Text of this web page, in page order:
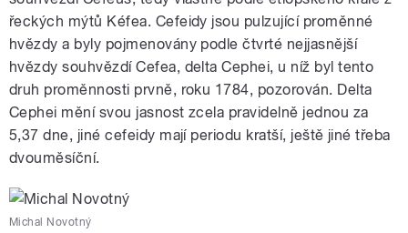
řeckých mýtů Kéfea. Cefeidy jsou pulzující proměnné
hvězdy a byly pojmenovány podle čtvrté nejjasnější
hvězdy souhvězdí Cefea, delta Cephei, u níž byl tento
druh proměnnosti prvně, roku 1784, pozorován. Delta
Cephei mění svou jasnost zcela pravidelně jednou za
5,37 dne, jiné cefeidy mají periodu kratší, ještě jiné třeba
dvouměsíční.
Michal Novotný